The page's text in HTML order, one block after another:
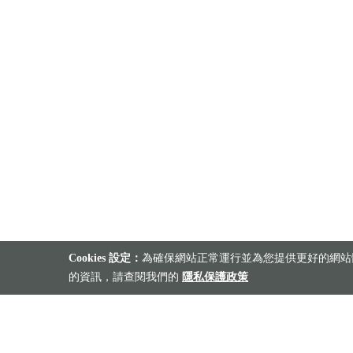
Cookies 設定： 為確保網站正常運行並為您提供更好的網
的資訊，請查閱我們的 隱私保護政策